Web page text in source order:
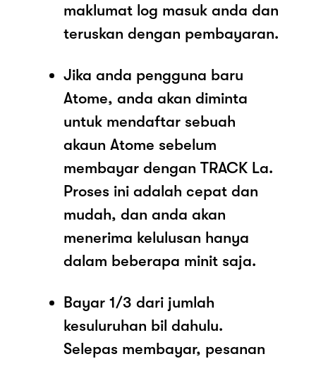
maklumat log masuk anda dan
teruskan dengan pembayaran.
Jika anda pengguna baru
Atome, anda akan diminta
untuk mendaftar sebuah
akaun Atome sebelum
membayar dengan TRACK La.
Proses ini adalah cepat dan
mudah, dan anda akan
menerima kelulusan hanya
dalam beberapa minit saja.
Bayar 1/3 dari jumlah
kesuluruhan bil dahulu.
Selepas membayar, pesanan